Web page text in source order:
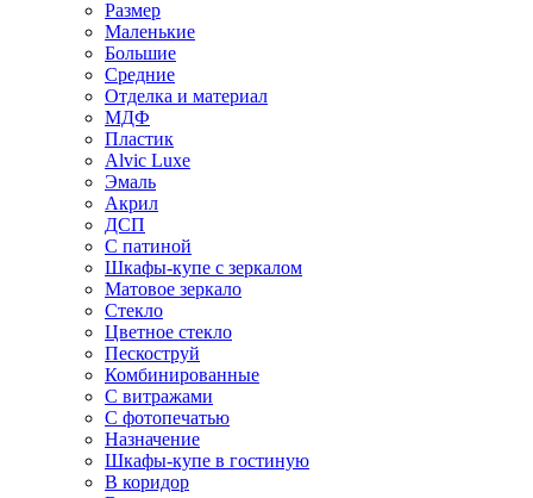
Размер
Маленькие
Большие
Средние
Отделка и материал
МДФ
Пластик
Alvic Luxe
Эмаль
Акрил
ДСП
С патиной
Шкафы-купе с зеркалом
Матовое зеркало
Стекло
Цветное стекло
Пескоструй
Комбинированные
С витражами
С фотопечатью
Назначение
Шкафы-купе в гостиную
В коридор